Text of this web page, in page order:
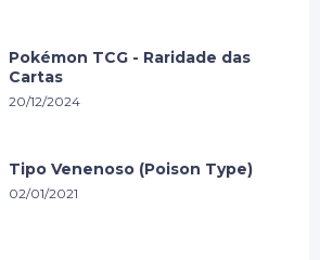
Pokémon TCG - Raridade das
Cartas
20/12/2024
Tipo Venenoso (Poison Type)
02/01/2021